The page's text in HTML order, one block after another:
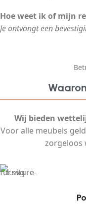
Hoe weet ik of mijn
Je ontvangt een
Wij bieden
Voor alle meubels
zorgeloos